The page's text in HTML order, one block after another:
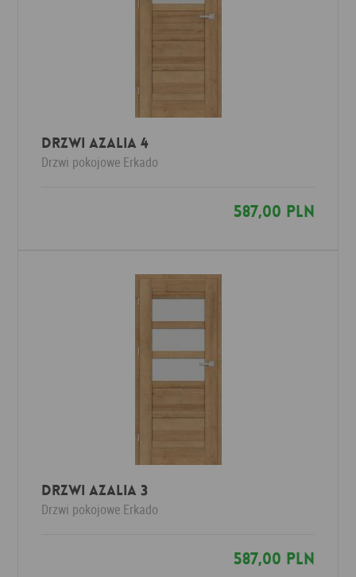
Drzwi AZALIA 4
Drzwi pokojowe Erkado
587,00 PLN
Drzwi AZALIA 3
Drzwi pokojowe Erkado
587,00 PLN